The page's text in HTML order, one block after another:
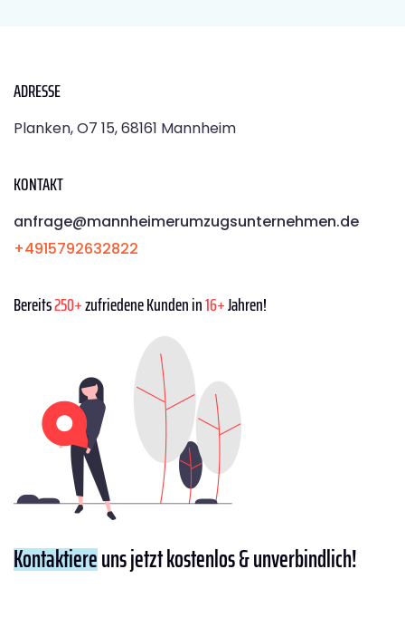
ADRESSE
Planken, O7 15, 68161 Mannheim
KONTAKT
anfrage@mannheimerumzugsunternehmen.de
+4915792632822
Bereits250+zufriedene Kunden in16+Jahren!
Kontaktiereuns jetzt kostenlos & unverbindlich!